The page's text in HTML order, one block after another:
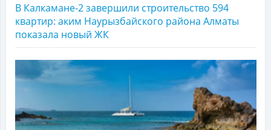
В Калкамане-2 завершили строительство 594
квартир: аким Наурызбайского района Алматы
показала новый ЖК